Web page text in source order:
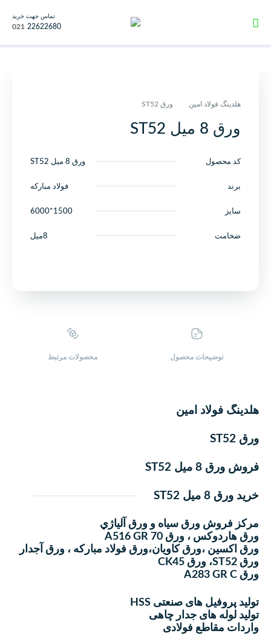
تماس جهت خرید
021 22622680
هلدینگ فولاد امین ورق ST52
ورق 8 میل ST52
کد محصول ورق 8 میل ST52
برند فولاد مبارکه
سایز 1500*6000
ضخامت 8میل
توضیحات محصول محصولات ‌مرتبط
هلدینگ فولاد امین
ورق ST52
فروش ورق 8 میل ST52
خرید ورق 8 میل ST52
مركز فروش ورق سياه و ورق آلياژي
ورق هاردوکس ، ورق A516 GR 70
ورق اكسين ،ورق كاويان،ورق فولاد مباركه ، ورق آجدار
ورق ST52، ورق CK45
ورق A283 GR C
تولید پروفیل های صنعتی HSS
تولید لوله های جدار چاهی
واردات مقاطع فولادی